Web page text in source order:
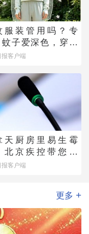
服装管用吗？专
蚊子爱深色，穿浅
不易招蚊子
报客户端
天厨房里易生霉
北京疾控带您排
风险点位”
客户端
更多 +